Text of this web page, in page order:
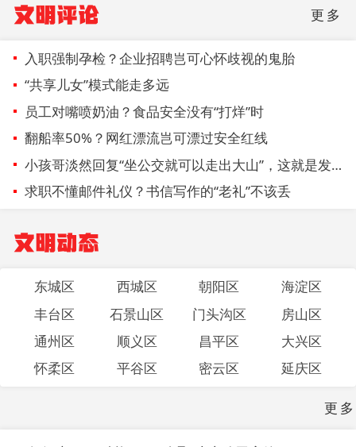
文明评论 更多
入职强制孕检？企业招聘岂可心怀歧视的鬼胎
“共享儿女”模式能走多远
员工对嘴喷奶油？食品安全没有“打烊”时
翻船率50%？网红漂流岂可漂过安全红线
小孩哥淡然回复“坐公交就可以走出大山”，这就是发展的意义
求职不懂邮件礼仪？书信写作的“老礼”不该丢
文明动态
东城区 西城区 朝阳区
海淀区
丰台区
石景山区 门头沟区
房山区
通州区
顺义区 昌平区
大兴区
怀柔区
平谷区 密云区 延庆区
更多